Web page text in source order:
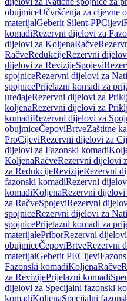
obujmiceUčvršćenja za cijevne
materijalGeberit Silent-PPCijevi
komadiRezervni dijelovi za
dijelovi za KoljenaRačve
RačveRedukcijeRezervni
dijelovi za RevizijeSpojevi
spojniceRezervni dijelovi za
spojnicePrijelazni komadi za
uređajeRezervni dijelovi za
koljenaRezervni dijelovi za
komadiRezervni dijelovi za
obujmiceČepoviBrtveZaštitne
ProCijeviRezervni dijelovi za
dijelovi za Fazonski komadi
KoljenaRačveRezervni dijelovi
za RedukcijeRevizijeRezervni
fazonski komadiRezervni
komadiKoljenaRezervni dijelovi
za RačveSpojeviRezervni
spojniceRezervni dijelovi za
spojnicePrijelazni komadi za
materijalePriborRezervni
obujmiceČepoviBrtveRezervni
materijalGeberit PECijevi
Fazonski komadiKoljenaRačve
za RevizijePrijelazni komadi
dijelovi za Specijalni fazonski
komadiKoljenaSpecijalni